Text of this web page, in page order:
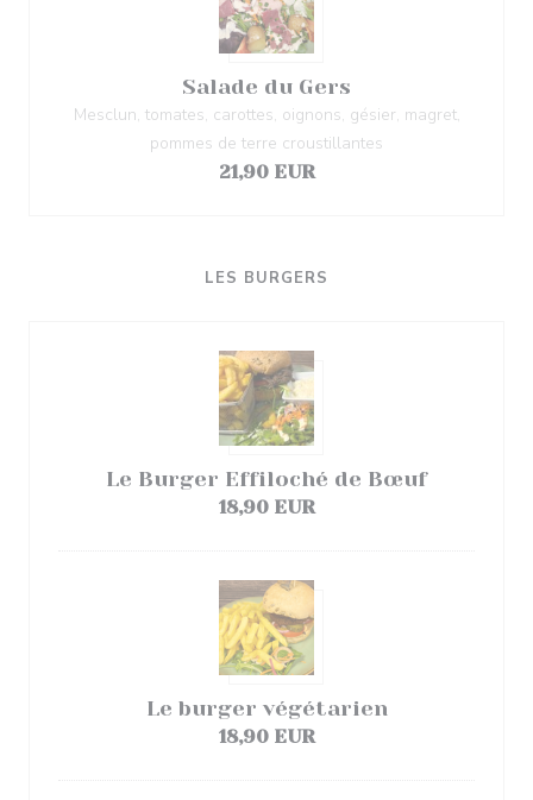
Salade du Gers
Mesclun, tomates, carottes, oignons, gésier, magret,
pommes de terre croustillantes
21,90 EUR
LES BURGERS
Le Burger Effiloché de Bœuf
18,90 EUR
Le burger végétarien
18,90 EUR